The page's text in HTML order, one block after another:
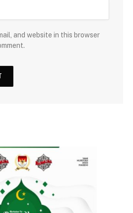
and website in this browser